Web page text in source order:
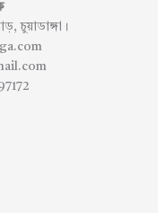
চুয়াডাঙ্গা।